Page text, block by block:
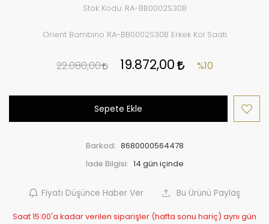
Stok Kodu:RA-BB0002S30B
Orient Bambino RA-BB0002S30B Erkek Kol Saati
22.080,00 19.872,00 %10
Sepete Ekle
Barkod: 8680000564478
İade Bilgisi:
Fiyatı Düşünce Haber Ver Bu Ürünü Paylaş
Saat 15:00'a kadar verilen siparişler (hafta sonu hariç) aynı gün